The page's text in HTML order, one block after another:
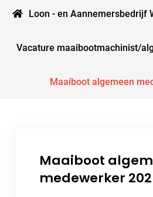
Loon - en Aannemersbedrijf
Vacature maaibootmachinist/
Maaiboot algemeen
Maaiboot
medewerker